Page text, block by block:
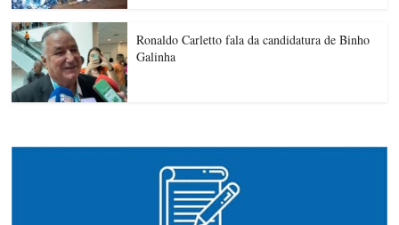
Ronaldo Carletto fala da candidatura de Binho
Galinha